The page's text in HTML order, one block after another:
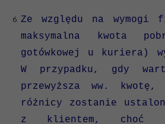
Ze względu na wymogi
maksymalna kwota
gotówkowej u kuriera)
W przypadku, gdy
przewyższa ww. kwotę,
różnicy zostanie
z klientem, choć